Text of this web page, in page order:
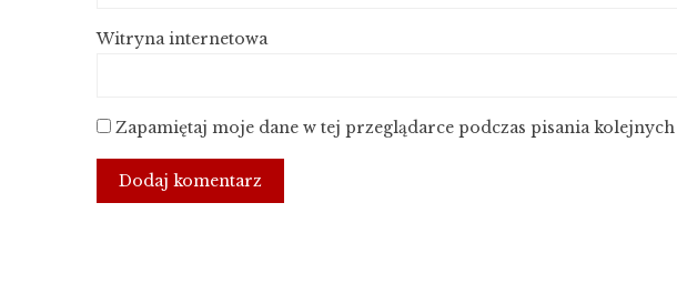
Witryna internetowa
Zapamiętaj moje dane w tej przeglądarce podczas pisania